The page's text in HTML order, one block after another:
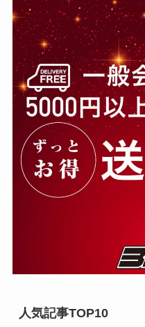
人気記事TOP10